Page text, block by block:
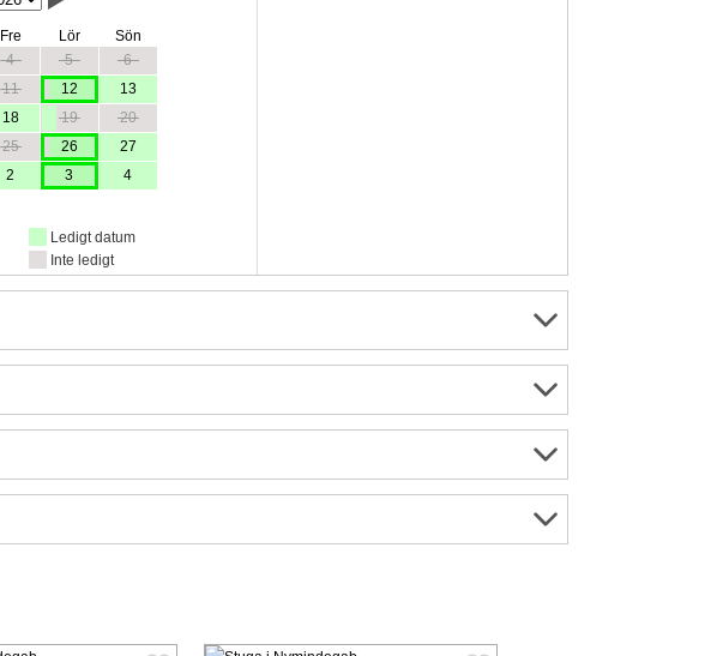
Fre Lör
Sön
4 5
6
11 12
13
18 19
20
25 26
27
2 3 4
Ledigt datum
Inte ledigt